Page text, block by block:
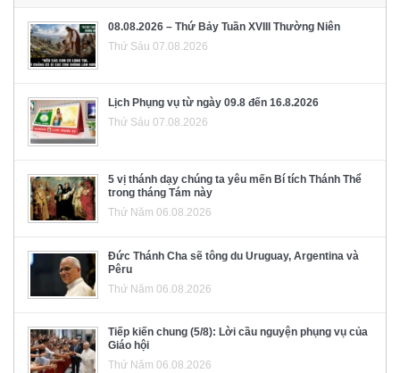
08.08.2026 – Thứ Bảy Tuần XVIII Thường Niên
Thứ Sáu 07.08.2026
Lịch Phụng vụ từ ngày 09.8 đến 16.8.2026
Thứ Sáu 07.08.2026
5 vị thánh dạy chúng ta yêu mến Bí tích Thánh Thể
trong tháng Tám này
Thứ Năm 06.08.2026
Đức Thánh Cha sẽ tông du Uruguay, Argentina và
Pêru
Thứ Năm 06.08.2026
Tiếp kiến chung (5/8): Lời cầu nguyện phụng vụ của
Giáo hội
Thứ Năm 06.08.2026